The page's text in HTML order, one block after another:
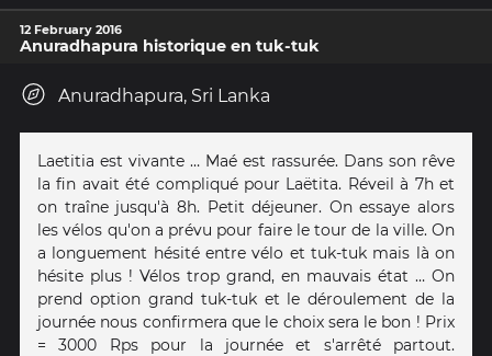
12 February 2016
Anuradhapura historique en tuk-tuk
Anuradhapura, Sri Lanka
Laetitia est vivante … Maé est rassurée. Dans son rêve
la fin avait été compliqué pour Laëtita. Réveil à 7h et
on traîne jusqu'à 8h. Petit déjeuner. On essaye alors
les vélos qu'on a prévu pour faire le tour de la ville. On
a longuement hésité entre vélo et tuk-tuk mais là on
hésite plus ! Vélos trop grand, en mauvais état … On
prend option grand tuk-tuk et le déroulement de la
journée nous confirmera que le choix sera le bon ! Prix
= 3000 Rps pour la journée et s'arrêté partout.